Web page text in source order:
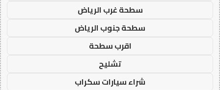
سطحة غرب الرياض
سطحة جنوب الرياض
اقرب سطحة
تشليح
شراء سيارات سكراب